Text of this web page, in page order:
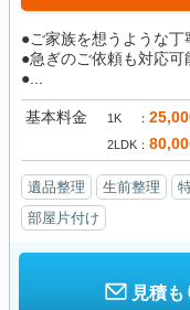
●ご家族を想うような
●急ぎのご依頼も対応可
●...
基本料金 1K
2LDK
遺品整理 生前整理
部屋片付け
見積